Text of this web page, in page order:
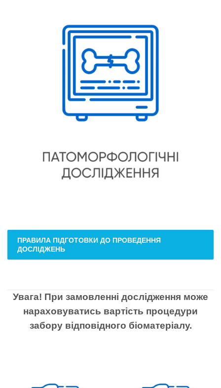
ПРАВИЛА ПІДГОТОВКИ ДО ПРОВЕДЕННЯ
ДОСЛІДЖЕНЬ
Увага! При замовленні дослідження може
нараховуватись вартість процедури
забору відповідного біоматеріалу.